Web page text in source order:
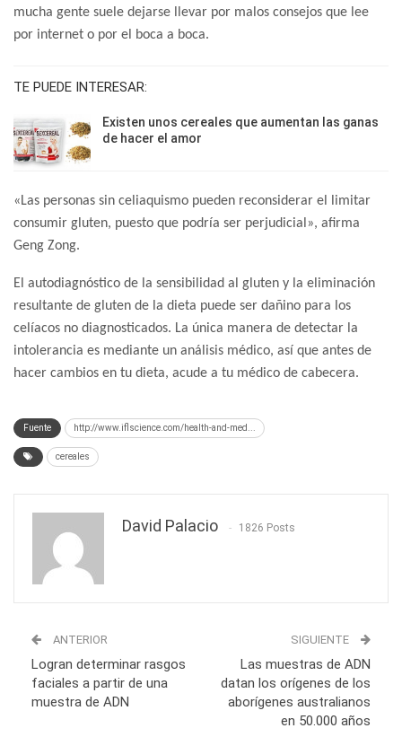
mucha gente suele dejarse llevar por malos consejos que lee
por internet o por el boca a boca.
TE PUEDE INTERESAR:
Existen unos cereales que aumentan las ganas
de hacer el amor
«Las personas sin celiaquismo pueden reconsiderar el limitar
consumir gluten, puesto que podría ser perjudicial», afirma
Geng Zong.
El autodiagnóstico de la sensibilidad al gluten y la eliminación
resultante de gluten de la dieta puede ser dañino para los
celíacos no diagnosticados. La única manera de detectar la
intolerancia es mediante un análisis médico, así que antes de
hacer cambios en tu dieta, acude a tu médico de cabecera.
Fuente http://www.iflscience.com/health-and-med...
cereales
David Palacio 1826 Posts
ANTERIOR
Logran determinar rasgos
faciales a partir de una
muestra de ADN
SIGUIENTE
Las muestras de ADN
datan los orígenes de los
aborígenes australianos
en 50.000 años